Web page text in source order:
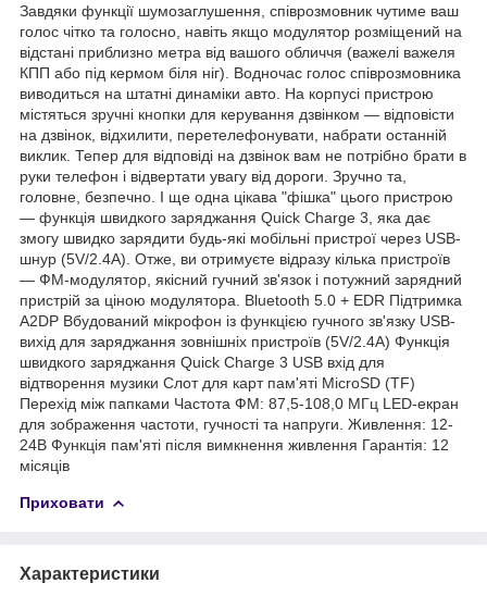
Завдяки функції шумозаглушення, співрозмовник чутиме ваш
голос чітко та голосно, навіть якщо модулятор розміщений на
відстані приблизно метра від вашого обличчя (важелі важеля
КПП або під кермом біля ніг). Водночас голос співрозмовника
виводиться на штатні динаміки авто. На корпусі пристрою
містяться зручні кнопки для керування дзвінком — відповісти
на дзвінок, відхилити, перетелефонувати, набрати останній
виклик. Тепер для відповіді на дзвінок вам не потрібно брати в
руки телефон і відвертати увагу від дороги. Зручно та,
головне, безпечно. І ще одна цікава "фішка" цього пристрою
— функція швидкого заряджання Quick Charge 3, яка дає
змогу швидко зарядити будь-які мобільні пристрої через USB-
шнур (5V/2.4A). Отже, ви отримуєте відразу кілька пристроїв
— ФМ-модулятор, якісний гучний зв'язок і потужний зарядний
пристрій за ціною модулятора. Bluetooth 5.0 + EDR Підтримка
A2DP Вбудований мікрофон із функцією гучного зв'язку USB-
вихід для заряджання зовнішніх пристроїв (5V/2.4A) Функція
швидкого заряджання Quick Charge 3 USB вхід для
відтворення музики Слот для карт пам'яті MicroSD (TF)
Перехід між папками Частота ФМ: 87,5-108,0 МГц LED-екран
для зображення частоти, гучності та напруги. Живлення: 12-
24В Функція пам'яті після вимкнення живлення Гарантія: 12
місяців
Приховати
Характеристики